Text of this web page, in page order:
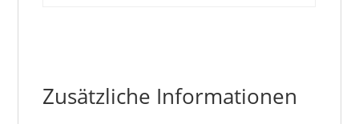
Zusätzliche Informationen